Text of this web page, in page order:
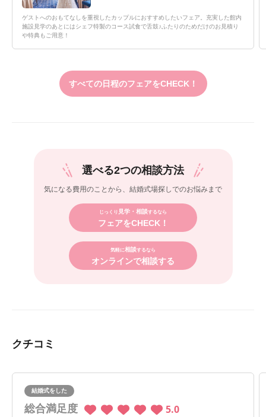
ゲストへのおもてなしを重視したカップルにおすすめしたいフェア。充実した館内
施設見学のあとにはシェフ特製のコース試食で舌鼓♪ふたりのためだけのお見積り
や特典もご用意！
すべての日程のフェアをCHECK！
選べる2つの相談方法
気になる費用のことから、 結婚式場探しでのお悩みまで
じっくり 見学・相談するなら
フェアをCHECK！
気軽に相談するなら
オンラインで相談する
クチコミ
結婚式をした
総合満足度 5.0